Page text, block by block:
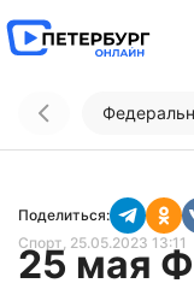
Поделиться:
Спорт, 25.05.2023 13:11
25 мая